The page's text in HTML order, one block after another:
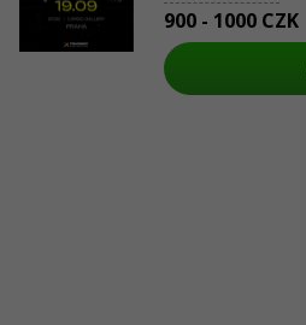
900 - 1000 CZK